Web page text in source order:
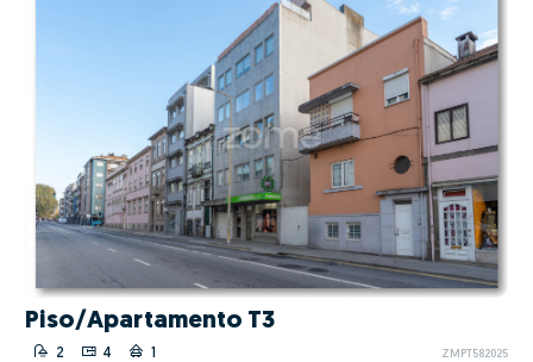
Piso/Apartamento T3
2 4 1 ZMPT582025